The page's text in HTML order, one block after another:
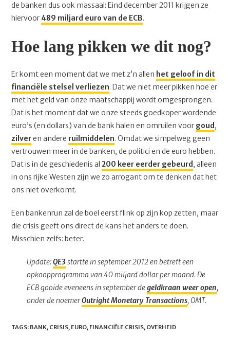
de banken dus ook massaal: Eind december 2011 krijgen ze
hiervoor 489 miljard euro van de ECB.
Hoe lang pikken we dit nog?
Er komt een moment dat we met z’n allen het geloof in dit
financiële stelsel verliezen. Dat we niet meer pikken hoe er
met het geld van onze maatschappij wordt omgesprongen.
Dat is het moment dat we onze steeds goedkoper wordende
euro’s (en dollars) van de bank halen en omruilen voor goud ,
zilveren andere ruilmiddelen. Omdat we simpelweg geen
vertrouwen meer in de banken, de politici en de euro hebben.
Dat is in de geschiedenis al200 keer eerder gebeurd , alleen
in ons rijke Westen zijn we zo arrogant om te denken dat het
ons niet overkomt.
Een bankenrun zal de boel eerst flink op zijn kop zetten, maar
die crisis geeft ons direct de kans het anders te doen.
Misschien zelfs: beter.
Update:QE3startte in september 2012 en betreft een
opkoopprogramma van 40 miljard dollar per maand. De
ECB gooide eveneens in september degeldkraan weer open,
onder de noemerOutright Monetary Transactions, OMT.
TAGS: BANK, CRISIS, EURO, FINANCIËLE CRISIS, OVERHEID